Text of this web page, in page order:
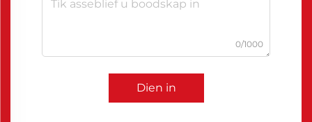
0/1000
Dien in